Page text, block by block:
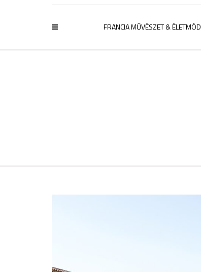
FRANCIA MŰVÉSZET & ÉLETMÓD